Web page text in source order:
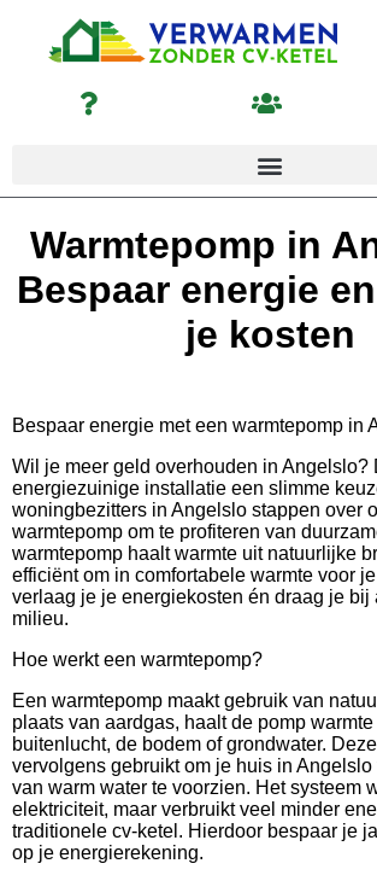
Warmtepomp in
Bespaar energie
je kosten
Bespaar energie met een warmtepomp in
Wil je meer geld overhouden in Angelslo?
energiezuinige installatie een slimme
woningbezitters in Angelslo stappen over
warmtepomp om te profiteren van
warmtepomp haalt warmte uit natuurlijke
efficiënt om in comfortabele warmte voor
verlaag je je energiekosten én draag je bij
milieu.
Hoe werkt een warmtepomp?
Een warmtepomp maakt gebruik van
plaats van aardgas, haalt de pomp
buitenlucht, de bodem of grondwater.
vervolgens gebruikt om je huis in Angelslo
van warm water te voorzien. Het systeem
elektriciteit, maar verbruikt veel minder
traditionele cv-ketel. Hierdoor bespaar je
op je energierekening.